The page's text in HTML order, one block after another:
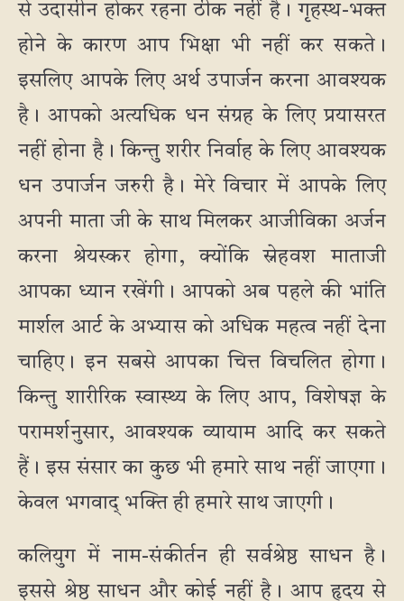
से उदासीन होकर रहना ठीक नहीं है। गृहस्थ-भक्त
होने के कारण आप भिक्षा भी नहीं कर सकते।
इसलिए आपके लिए अर्थ उपार्जन करना आवश्यक
है। आपको अत्यधिक धन संग्रह के लिए प्रयासरत
नहीं होना है। किन्तु शरीर निर्वाह के लिए आवश्यक
धन उपार्जन जरुरी है। मेरे विचार में आपके लिए
अपनी माता जी के साथ मिलकर आजीविका अर्जन
करना श्रेयस्कर होगा, क्योंकि स्नेहवश माताजी
आपका ध्यान रखेंगी। आपको अब पहले की भांति
मार्शल आर्ट के अभ्यास को अधिक महत्व नहीं देना
चाहिए। इन सबसे आपका चित्त विचलित होगा।
किन्तु शारीरिक स्वास्थ्य के लिए आप, विशेषज्ञ के
परामर्शनुसार, आवश्यक व्यायाम आदि कर सकते
हैं। इस संसार का कुछ भी हमारे साथ नहीं जाएगा।
केवल भगवाद् भक्ति ही हमारे साथ जाएगी।
कलियुग में नाम-संकीर्तन ही सर्वश्रेष्ठ साधन है।
इससे श्रेष्ठ साधन और कोई नहीं है। आप हृदय से